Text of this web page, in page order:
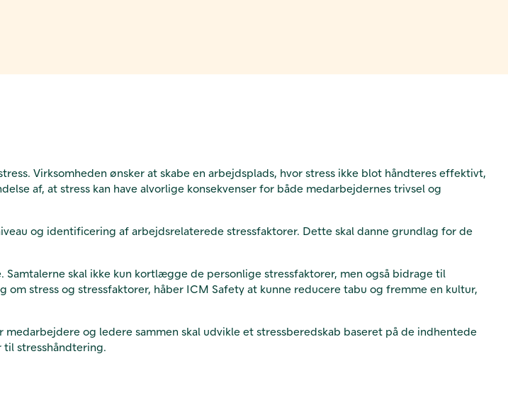
Virksomheden ønsker at skabe en arbejdsplads, hvor stress ikke blot håndteres effektivt,
af, at stress kan have alvorlige konsekvenser for både medarbejdernes trivsel og
og identificering af arbejdsrelaterede stressfaktorer. Dette skal danne grundlag for de
skal ikke kun kortlægge de personlige stressfaktorer, men også bidrage til
stress og stressfaktorer, håber ICM Safety at kunne reducere tabu og fremme en kultur,
og ledere sammen skal udvikle et stressberedskab baseret på de indhentede
til stresshåndtering.